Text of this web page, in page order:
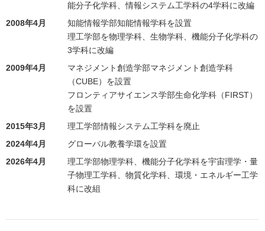
能分子化学科、情報システム工学科の4学科に改編
2008年4月
知能情報学部知能情報学科を設置
理工学部を物理学科、生物学科、機能分子化学科の
3学科に改編
2009年4月
マネジメント創造学部マネジメント創造学科
（CUBE）を設置
フロンティアサイエンス学部生命化学科（FIRST）
を設置
2015年3月
理工学部情報システム工学科を廃止
2024年4月
グローバル教養学環を設置
2026年4月
理工学部物理学科、機能分子化学科を宇宙理学・量
子物理工学科、物質化学科、環境・エネルギー工学
科に改組